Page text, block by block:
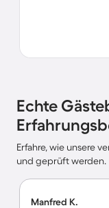
Echte
Erfahre, wie unsere
und geprüft werden.
Manfred K.